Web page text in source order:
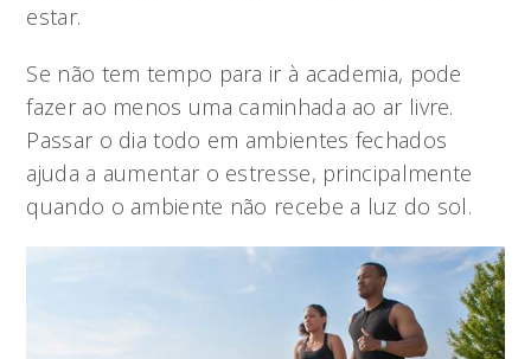
estar.
Se não tem tempo para ir à academia, pode
fazer ao menos uma caminhada ao ar livre.
Passar o dia todo em ambientes fechados
ajuda a aumentar o estresse, principalmente
quando o ambiente não recebe a luz do sol.